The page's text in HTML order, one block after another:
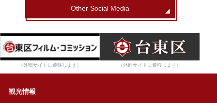
Other Social Media
（外部サイトに遷移します） （外部サイトに遷移します）
観光情報